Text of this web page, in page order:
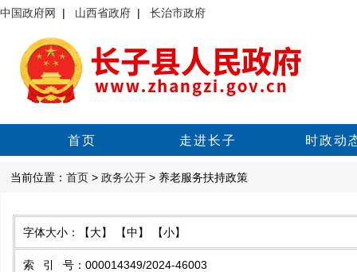
中国政府网 | 山西省政府 | 长治市政府
首页 走进长子 时政动
当前位置： 首页 > 政务公开 > 养老服务扶持政策
字体大小： 【大】 【中】 【小】
索引号 ： 000014349/2024-46003